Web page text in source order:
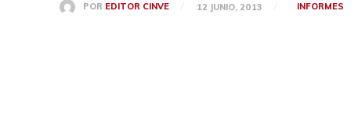
POR EDITOR CINVE 12 JUNIO, 2013 INFORMES